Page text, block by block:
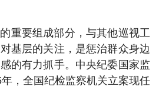
重要组成部分，与其他巡视工
基层的关注，是惩治群众身边
的有力抓手。中央纪委国家监
，全国纪检监察机关立案现任